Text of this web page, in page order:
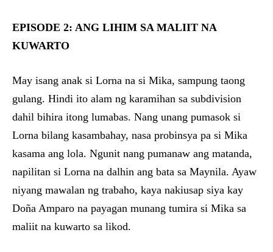
EPISODE 2: ANG LIHIM SA MALIIT NA
KUWARTO
May isang anak si Lorna na si Mika, sampung taong
gulang. Hindi ito alam ng karamihan sa subdivision
dahil bihira itong lumabas. Nang unang pumasok si
Lorna bilang kasambahay, nasa probinsya pa si Mika
kasama ang lola. Ngunit nang pumanaw ang matanda,
napilitan si Lorna na dalhin ang bata sa Maynila. Ayaw
niyang mawalan ng trabaho, kaya nakiusap siya kay
Doña Amparo na payagan munang tumira si Mika sa
maliit na kuwarto sa likod.